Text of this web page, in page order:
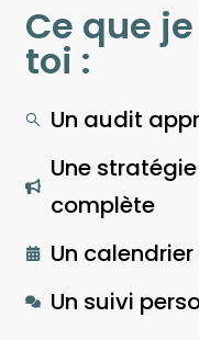
Ce que
toi :
Un audit
Une
complète
Un
Un suivi